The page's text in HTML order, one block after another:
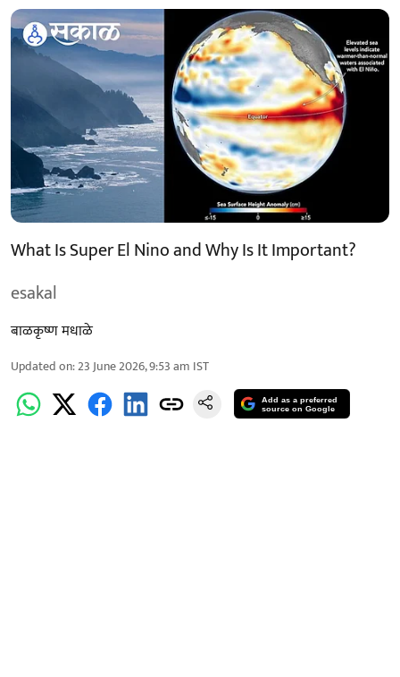
What Is Super El Nino and Why Is It Important?
esakal
बाळकृष्ण मधाळे
Updated on:23 June 2026, 9:53 am IST
Add as a preferred
source on Google